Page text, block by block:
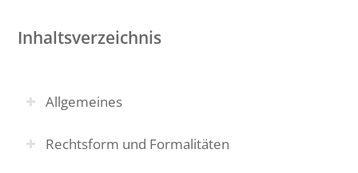
Inhaltsverzeichnis
Allgemeines
Rechtsform und Formalitäten